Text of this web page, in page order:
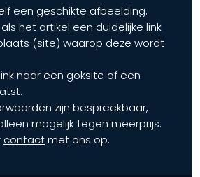
een geschikte afbeelding.
het artikel een duidelijke link
(site) waarop deze wordt
naar een goksite of een
zijn bespreekbaar,
mogelijk tegen meerprijs.
contactmet ons op.